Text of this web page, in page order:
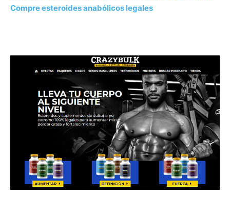
Compre esteroides anabólicos legales